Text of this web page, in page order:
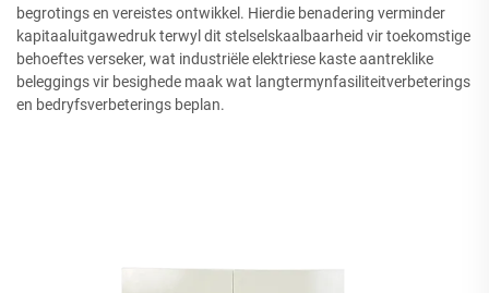
begrotings en vereistes ontwikkel. Hierdie benadering verminder
kapitaaluitgawedruk terwyl dit stelselskaalbaarheid vir toekomstige
behoeftes verseker, wat industriële elektriese kaste aantreklike
beleggings vir besighede maak wat langtermynfasiliteitverbeterings
en bedryfsverbeterings beplan.